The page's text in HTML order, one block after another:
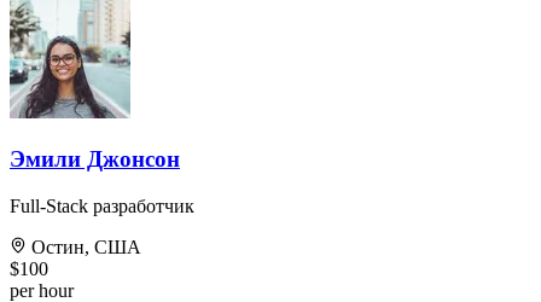
Эмили Джонсон
Full-Stack разработчик
Остин, США
$100
per hour